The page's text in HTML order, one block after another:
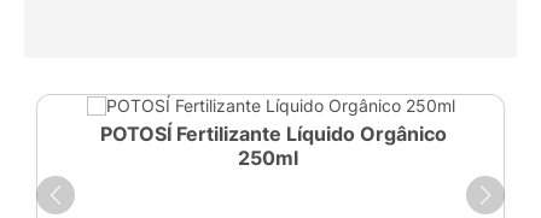
POTOSÍ Fertilizante Líquido Orgânico
250ml